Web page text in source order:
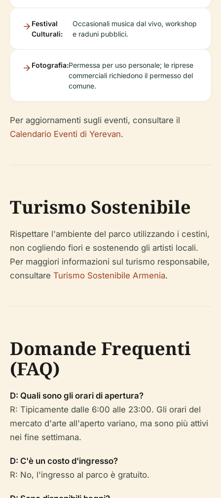
Festival
Culturali:
Occasionali musica dal vivo, workshop
e raduni pubblici.
Fotografia:Permessa per uso personale; le riprese
commerciali richiedono il permesso del
comune.
Per aggiornamenti sugli eventi, consultare il
Calendario Eventi di Yerevan.
Turismo Sostenibile
Rispettare l'ambiente del parco utilizzando i cestini,
non cogliendo fiori e sostenendo gli artisti locali.
Per maggiori informazioni sul turismo responsabile,
consultare Turismo Sostenibile Armenia.
Domande Frequenti
(FAQ)
D: Quali sono gli orari di apertura?
R: Tipicamente dalle 6:00 alle 23:00. Gli orari del
mercato d'arte all'aperto variano, ma sono più attivi
nei fine settimana.
D: C'è un costo d'ingresso?
R: No, l'ingresso al parco è gratuito.